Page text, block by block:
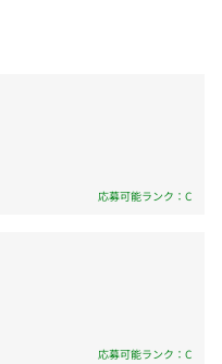
便利な立地！
柔軟にする汎用性の
にしています。
与システム／社会保
生システム ②産
企業の多種多様なニ
テムの構築〜 民間
さまに対応するた
。ERPパッケージ
新技術を活用し、業
性を高めること
お客さまの成功を第
に貢献します。 〈開
応募可能ランク：C
応募可能ランク：C